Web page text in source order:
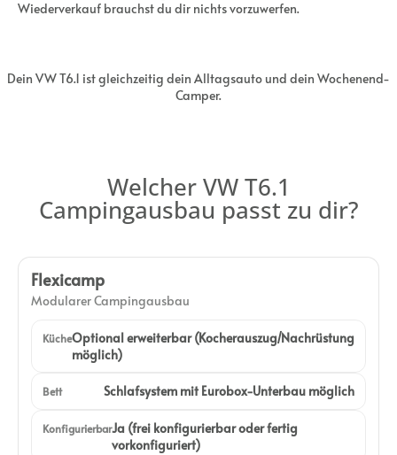
Wiederverkauf brauchst du dir nichts vorzuwerfen.
Dein VW T6.1 ist gleichzeitig dein Alltagsauto und dein Wochenend-
Camper.
Welcher VW T6.1
Campingausbau passt zu dir?
Flexicamp
Modularer Campingausbau
KücheOptional erweiterbar (Kocherauszug/Nachrüstung
möglich)
Bett Schlafsystem mit Eurobox-Unterbau möglich
KonfigurierbarJa (frei konfigurierbar oder fertig
vorkonfiguriert)